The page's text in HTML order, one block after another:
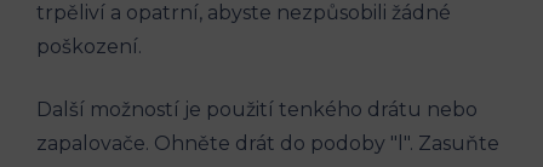
trpěliví a opatrní, abyste nezpůsobili žádné
poškození.
Další možností je použití tenkého drátu nebo
zapalovače. Ohněte drát do podoby "l". Zasuňte